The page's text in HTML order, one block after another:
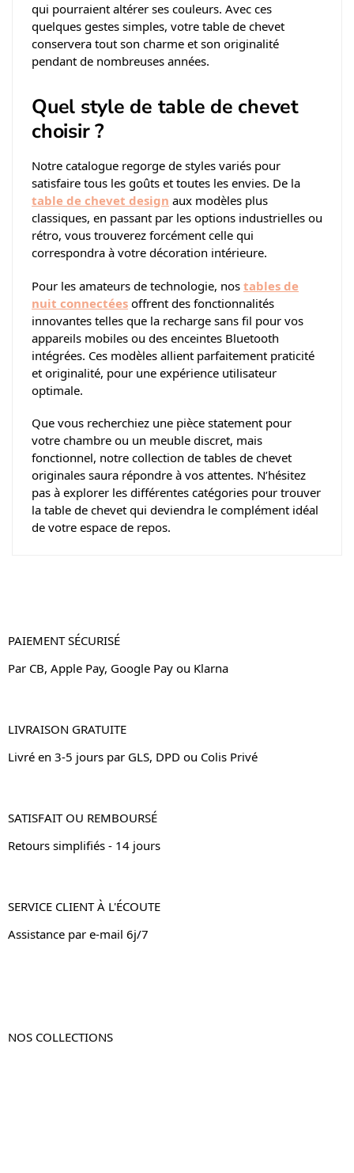
qui pourraient altérer ses couleurs. Avec ces
quelques gestes simples, votre table de chevet
conservera tout son charme et son originalité
pendant de nombreuses années.
Quel style de table de chevet
choisir ?
Notre catalogue regorge de styles variés pour
satisfaire tous les goûts et toutes les envies. De la
table de chevet design aux modèles plus
classiques, en passant par les options industrielles ou
rétro, vous trouverez forcément celle qui
correspondra à votre décoration intérieure.
Pour les amateurs de technologie, nos tables de
nuit connectées offrent des fonctionnalités
innovantes telles que la recharge sans fil pour vos
appareils mobiles ou des enceintes Bluetooth
intégrées. Ces modèles allient parfaitement praticité
et originalité, pour une expérience utilisateur
optimale.
Que vous recherchiez une pièce statement pour
votre chambre ou un meuble discret, mais
fonctionnel, notre collection de tables de chevet
originales saura répondre à vos attentes. N’hésitez
pas à explorer les différentes catégories pour trouver
la table de chevet qui deviendra le complément idéal
de votre espace de repos.
PAIEMENT SÉCURISÉ
Par CB, Apple Pay, Google Pay ou Klarna
LIVRAISON GRATUITE
Livré en 3-5 jours par GLS, DPD ou Colis Privé
SATISFAIT OU REMBOURSÉ
Retours simplifiés - 14 jours
SERVICE CLIENT À L'ÉCOUTE
Assistance par e-mail 6j/7
NOS COLLECTIONS